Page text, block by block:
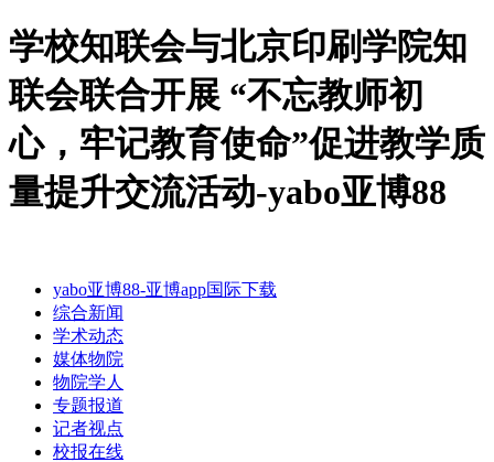
学校知联会与北京印刷学院知
联会联合开展 “不忘教师初
心，牢记教育使命”促进教学质
量提升交流活动-yabo亚博88
yabo亚博88-亚博app国际下载
综合新闻
学术动态
媒体物院
物院学人
专题报道
记者视点
校报在线